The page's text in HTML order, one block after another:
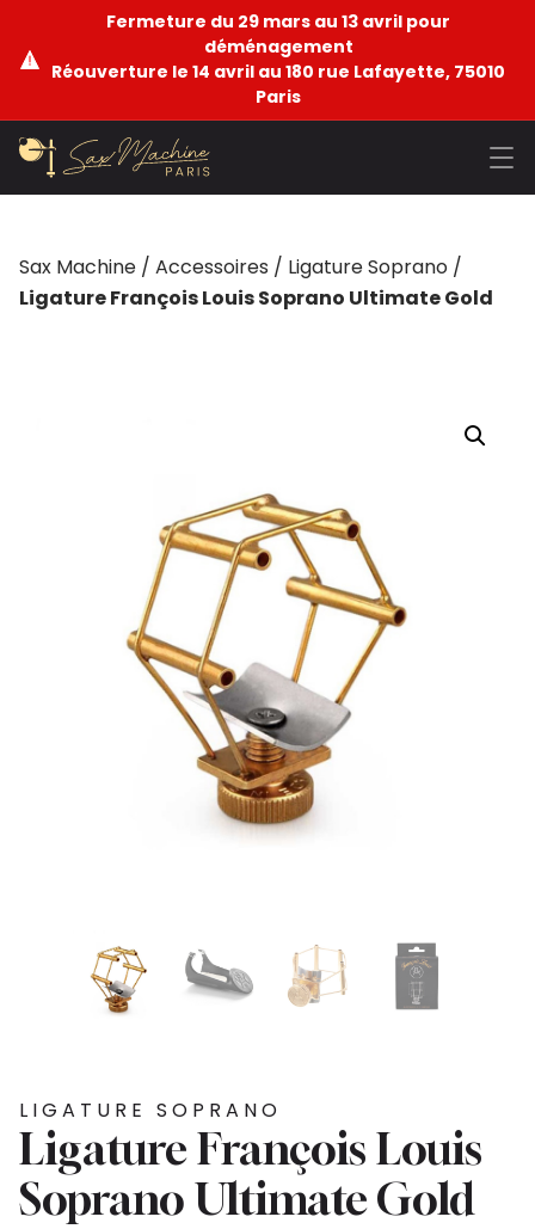
Fermeture du 29 mars au 13 avril pour
déménagement
Réouverture le 14 avril au 180 rue Lafayette, 75010
Paris
Sax Machine / Accessoires / Ligature Soprano /
Ligature François Louis Soprano Ultimate Gold
LIGATURE SOPRANO
Ligature François Louis
Soprano Ultimate Gold